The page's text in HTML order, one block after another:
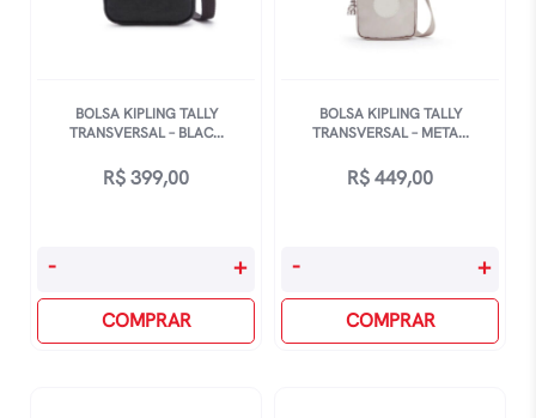
BOLSA KIPLING TALLY
TRANSVERSAL – BLAC...
R$399,00
Bolsa
Transversal
- +
COMPRAR
BOLSA KIPLING TALLY
TRANSVERSAL – META...
R$449,00
Bolsa
Transversal
- +
COMPRAR